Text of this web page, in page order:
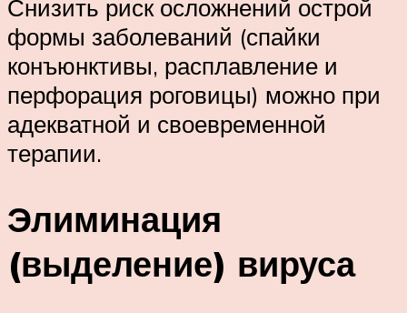
Снизить риск осложнений острой
формы заболеваний (спайки
конъюнктивы, расплавление и
перфорация роговицы) можно при
адекватной и своевременной
терапии.
Элиминация
(выделение) вируса